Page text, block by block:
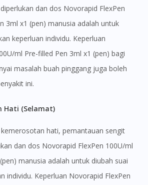
dan dos Novorapid FlexPen
3ml x1 (pen) manusia adalah untuk
keperluan individu. Keperluan
ml Pre-filled Pen 3ml x1 (pen) bagi
masalah buah pinggang juga boleh
ini.
Hati (Selamat)
hati, pemantauan sengit
dan dos Novorapid FlexPen 100U/ml
manusia adalah untuk diubah suai
individu. Keperluan Novorapid FlexPen